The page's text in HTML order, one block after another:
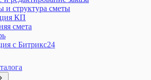
и структура сметы
КП
смета
с Битрикс24